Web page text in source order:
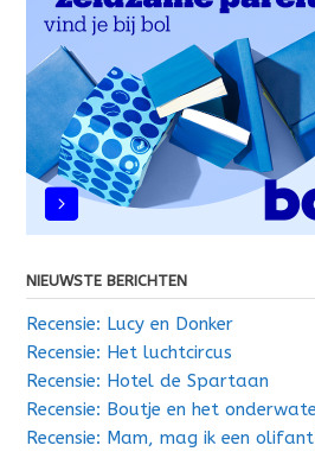
NIEUWSTE BERICHTEN
Recensie: Lucy en Donker
Recensie: Het luchtcircus
Recensie: Hotel de Spartaan
Recensie: Boutje en het
Recensie: Mam, mag ik een